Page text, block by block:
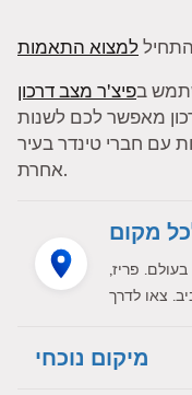
למצוא התאמות
בפיצ'ר מצב דרכון
מאפשר לכם לשנות
עם חברי טינדר בעיר
אחרת.
מקום
פריז,
מיקום נוכחי